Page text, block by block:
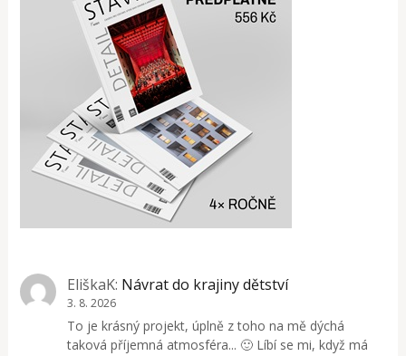
EliškaK: Návrat do krajiny dětství
3. 8. 2026
To je krásný projekt, úplně z toho na mě dýchá
taková příjemná atmosféra... 🙂 Líbí se mi, když má